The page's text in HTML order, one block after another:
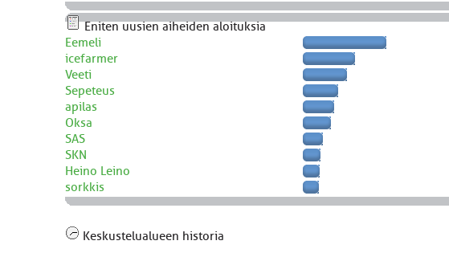
Eniten uusien aiheiden aloituksia
Eemeli
icefarmer
Veeti
Sepeteus
apilas
Oksa
SAS
SKN
Heino Leino
sorkkis
Keskustelualueen historia